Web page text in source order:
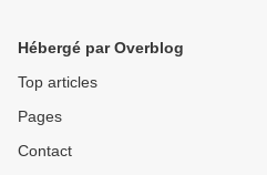
Hébergé par Overblog
Top articles
Pages
Contact